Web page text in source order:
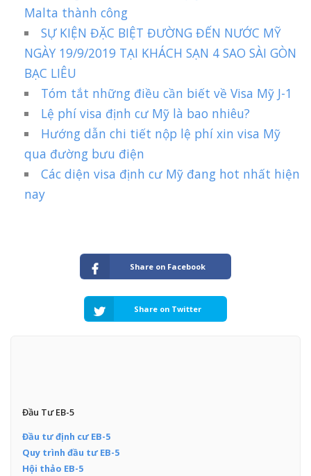
Malta thành công
SỰ KIỆN ĐẶC BIỆT ĐƯỜNG ĐẾN NƯỚC MỸ
NGÀY 19/9/2019 TẠI KHÁCH SẠN 4 SAO SÀI GÒN
BẠC LIÊU
Tóm tắt những điều cần biết về Visa Mỹ J-1
Lệ phí visa định cư Mỹ là bao nhiêu?
Hướng dẫn chi tiết nộp lệ phí xin visa Mỹ
qua đường bưu điện
Các diện visa định cư Mỹ đang hot nhất hiện
nay
Share on Facebook
Share on Twitter
Đầu Tư EB-5
Đầu tư định cư EB-5
Quy trình đầu tư EB-5
Hội thảo EB-5